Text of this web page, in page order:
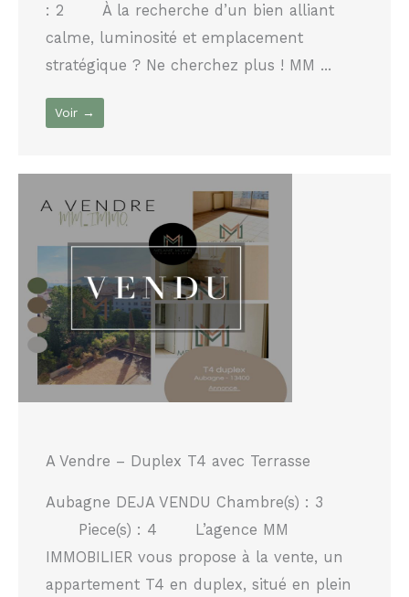
: 2 À la recherche d’un bien alliant
calme, luminosité et emplacement
stratégique ? Ne cherchez plus ! MM ...
Voir →
A Vendre – Duplex T4 avec Terrasse
Aubagne DEJA VENDU Chambre(s) : 3
Piece(s) : 4 L’agence MM
IMMOBILIER vous propose à la vente, un
appartement T4 en duplex, situé en plein